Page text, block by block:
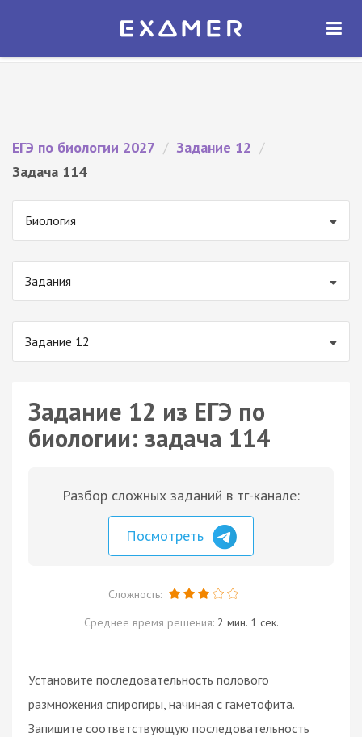
Экзамер — ЕГЭ 2027
ОТКРЫТЬ
ЕГЭ по биологии 2027 / Задание 12 /
Задача 114
Биология
Задания
Задание 12
Задание 12 из ЕГЭ по
биологии: задача 114
Разбор сложных заданий в тг-канале:
Посмотреть
Сложность:
Среднее время решения: 2 мин. 1 сек.
Установите последовательность полового
размножения спирогиры, начиная с гаметофита.
Запишите соответствующую последовательность